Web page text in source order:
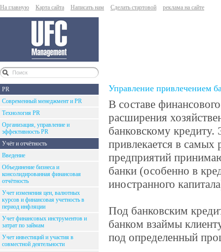
На главную Карта сайта Написать нам Сделать стартовой реклама на сайте
PR
Современный менеджмент и PR
Технология PR
Организация, управление и
эффективность PR
Учёт и отчётность
Введение
Объединение бизнеса и
консолидированная финансовая
отчётность
Учет изменения цен, валютных
курсов и финансовая учетность в
период инфляции
Учет финансовых инструментов и
затрат по займам
Учет инвестиций и участия в
совместной деятельности
Управление привлечением
В составе
расширения
банковскому
привлекается в самых
предприятий
банки (особенно в
иностранного
Под банковским
банком взаймы
под определенный